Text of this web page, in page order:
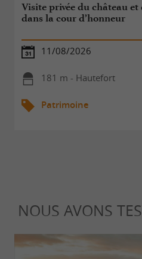
Visite privée du château
dans la cour d’honneur
11/08/2026
181 m - Hautefort
Patrimoine
NOUS AVONS